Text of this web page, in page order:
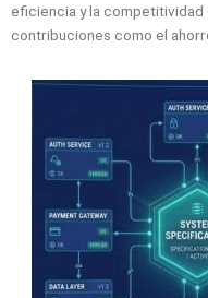
eficiencia y la competitividad
contribuciones como el